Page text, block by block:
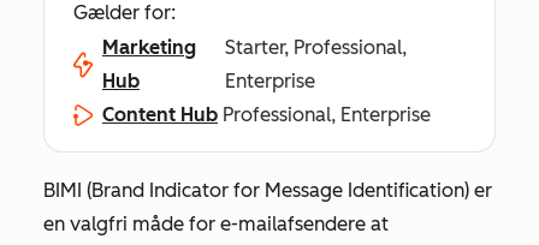
Gælder for:
Marketing
Hub
Starter, Professional,
Enterprise
Content Hub Professional, Enterprise
BIMI (Brand Indicator for Message Identification) er
en valgfri måde for e-mailafsendere at